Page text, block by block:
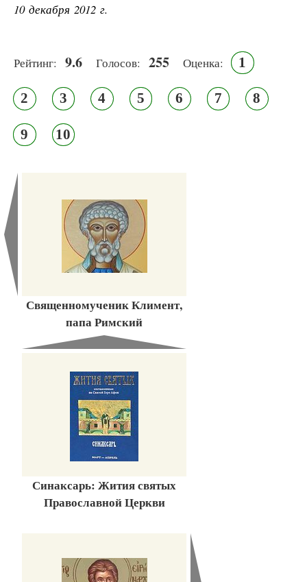
10 декабря 2012 г.
Рейтинг: 9.6 Голосов: 255 Оценка: 1
2 3 4 5 6 7 8
9 10
Священномученик Климент,
папа Римский
Синаксарь: Жития святых
Православной Церкви